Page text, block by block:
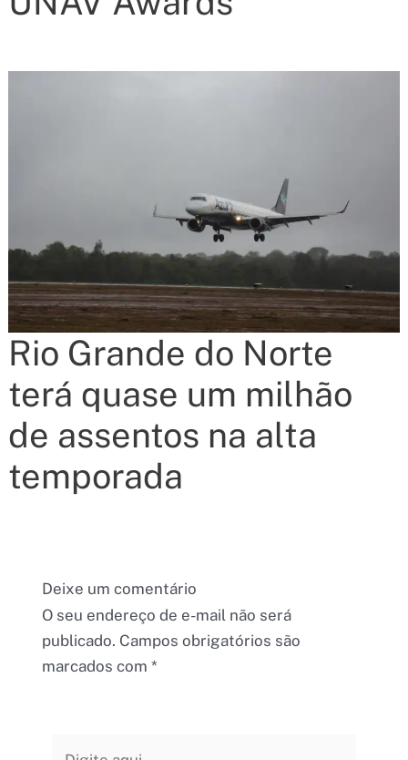
Rio Grande do Norte
terá quase um milhão
de assentos na alta
temporada
Deixe um comentário
O seu endereço de e-mail não será
publicado. Campos obrigatórios são
marcados com *